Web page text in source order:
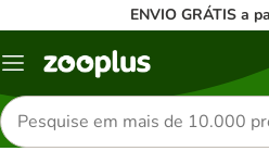
ENVIO GRÁTIS a
Menu
Pesquisar
produtos